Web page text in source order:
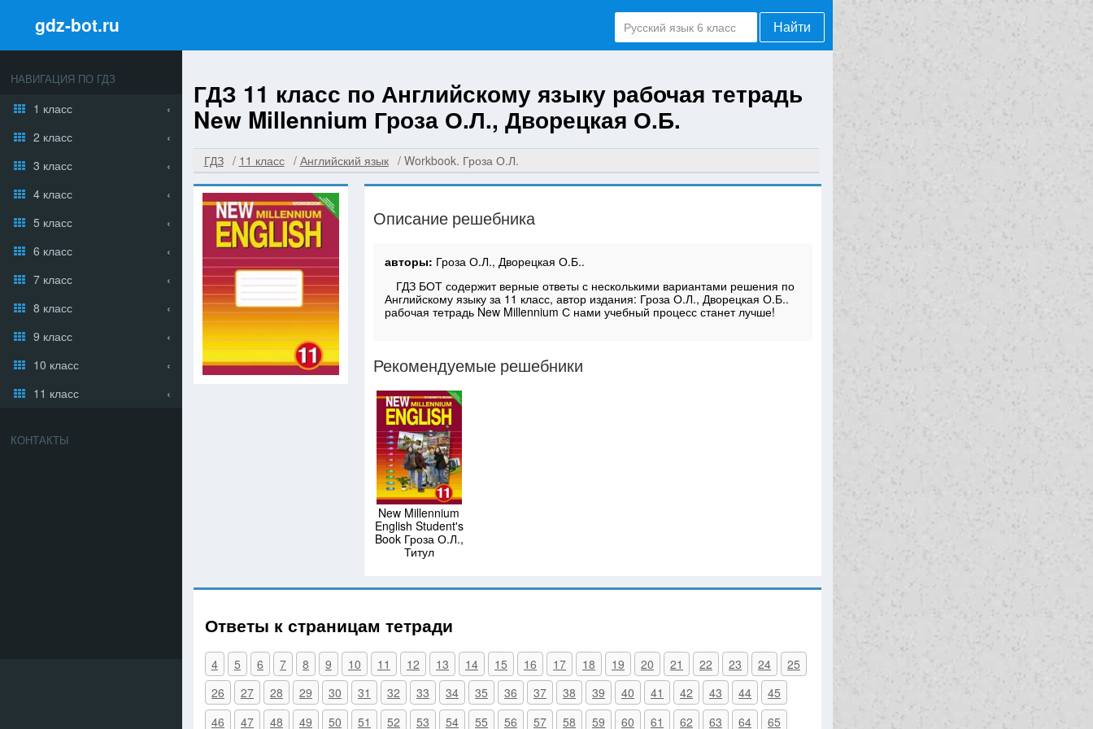
gdz-bot.ru Найти
НАВИГАЦИЯ ПО ГДЗ
1 класс
2 класс
3 класс
4 класс
5 класс
6 класс
7 класс
8 класс
9 класс
10 класс
11 класс
КОНТАКТЫ
ГДЗ 11 класс по Английскому языку рабочая тетрадь
New Millennium Гроза О.Л., Дворецкая О.Б.
ГДЗ 11 класс Английский язык Workbook. Гроза О.Л.
Описание решебника
авторы: Гроза О.Л., Дворецкая О.Б..
ГДЗ БОТ содержит верные ответы с несколькими вариантами решения по
Английскому языку за 11 класс, автор издания: Гроза О.Л., Дворецкая О.Б..
рабочая тетрадь New Millennium С нами учебный процесс станет лучше!
Рекомендуемые решебники
New Millennium
English Student's
Book Гроза О.Л.,
Титул
Ответы к страницам тетради
4 5 6 7 8 9 10 11 12 13 14 15 16 17 18 19 20 21 22 23 24
25
26
27 28 29 30 31 32 33 34 35 36 37 38 39 40 41 42 43 44
45
46
47 48 49 50 51 52 53 54 55 56 57 58 59 60 61 62 63 64
65